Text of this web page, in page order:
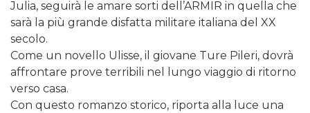
Julia, seguirà le amare sorti dell’ARMIR in quella che
sarà la più grande disfatta militare italiana del XX
secolo.
Come un novello Ulisse, il giovane Ture Pileri, dovrà
affrontare prove terribili nel lungo viaggio di ritorno
verso casa.
Con questo romanzo storico, riporta alla luce una